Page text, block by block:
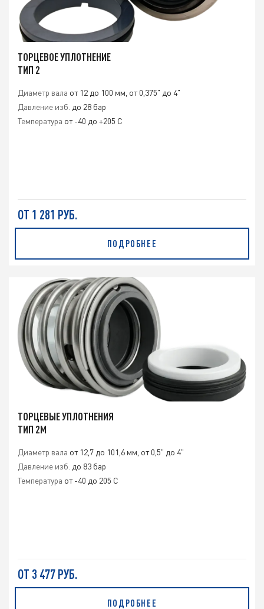
ТОРЦЕВОЕ УПЛОТНЕНИЕ
ТИП 2
Диаметр вала от 12 до 100 мм, от 0,375" до 4"
Давление изб. до 28 бар
Температура от -40 до +205 С
ОТ 1 281 РУБ.
ПОДРОБНЕЕ
ТОРЦЕВЫЕ УПЛОТНЕНИЯ
ТИП 2M
Диаметр вала от 12,7 до 101,6 мм, от 0,5" до 4"
Давление изб. до 83 бар
Температура от -40 до 205 C
ОТ 3 477 РУБ.
ПОДРОБНЕЕ